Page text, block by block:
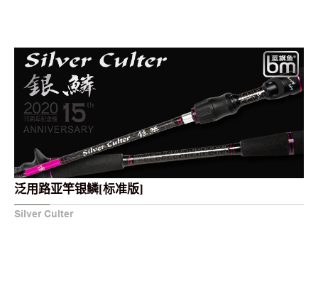
泛用路亚竿银鳞[标准版]
Silver Culter